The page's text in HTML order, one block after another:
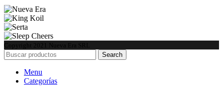
Copyright 2021 Nueva Era SRL
Search
Menu
Categorías